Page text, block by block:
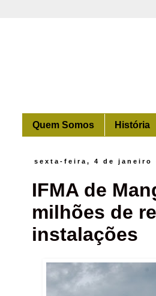
Quem Somos História
sexta-feira, 4 de janeiro
IFMA de
milhões de
instalações